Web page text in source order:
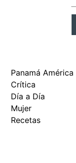
Panamá América
Crítica
Día a Día
Mujer
Recetas